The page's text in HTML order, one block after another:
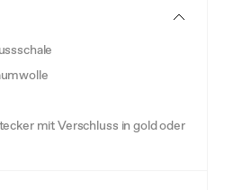
mit Verschluss in gold oder